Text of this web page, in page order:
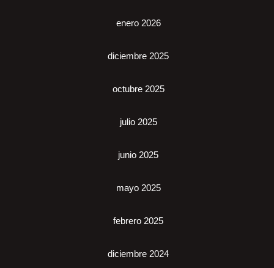
enero 2026
diciembre 2025
octubre 2025
julio 2025
junio 2025
mayo 2025
febrero 2025
diciembre 2024